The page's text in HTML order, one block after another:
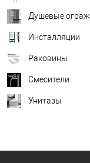
Душевые
Инсталляции
Раковины
Смесители
Унитазы